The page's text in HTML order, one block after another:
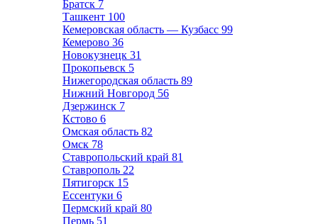
Братск 7
Ташкент 100
Кемеровская область — Кузбасс 99
Кемерово 36
Новокузнецк 31
Прокопьевск 5
Нижегородская область 89
Нижний Новгород 56
Дзержинск 7
Кстово 6
Омская область 82
Омск 78
Ставропольский край 81
Ставрополь 22
Пятигорск 15
Ессентуки 6
Пермский край 80
Пермь 51